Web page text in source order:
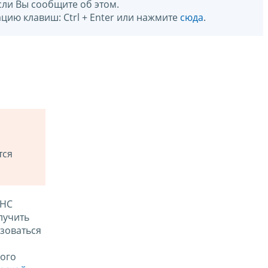
Вы сообщите об этом.
клавиш: Ctrl + Enter или нажмите сюда.